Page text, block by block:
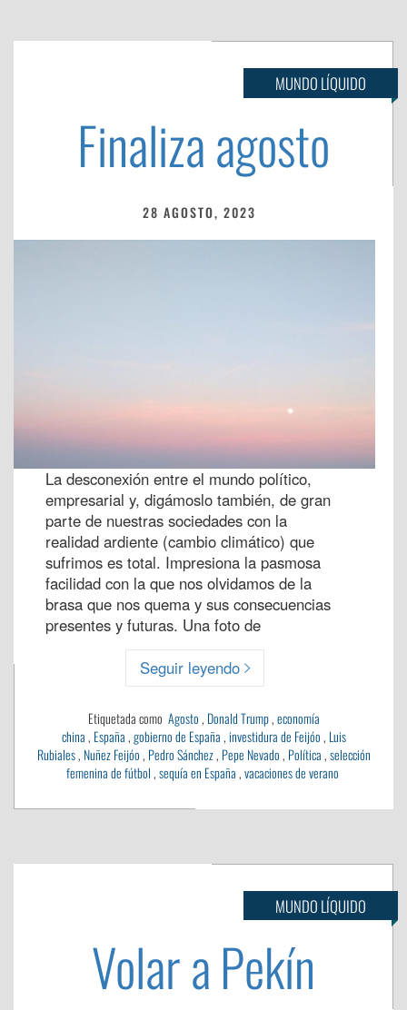
MUNDO LÍQUIDO
Finaliza agosto
28 AGOSTO, 2023
La desconexión entre el mundo político,
empresarial y, digámoslo también, de gran
parte de nuestras sociedades con la
realidad ardiente (cambio climático) que
sufrimos es total. Impresiona la pasmosa
facilidad con la que nos olvidamos de la
brasa que nos quema y sus consecuencias
presentes y futuras. Una foto de
Seguir leyendo
Etiquetada como Agosto, Donald Trump,economía
china, España,gobierno de España,investidura de Feijóo, Luis
Rubiales, Nuñez Feijóo, Pedro Sánchez, Pepe Nevado, Política,selección
femenina de fútbol,sequía en España,vacaciones de verano
MUNDO LÍQUIDO
Volar a Pekín